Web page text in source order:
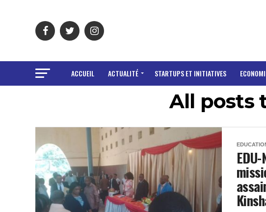
ACCUEIL ACTUALITÉ STARTUPS ET INITIATIVES
All posts